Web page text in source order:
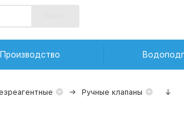
Производство
Ручные клапаны ↓